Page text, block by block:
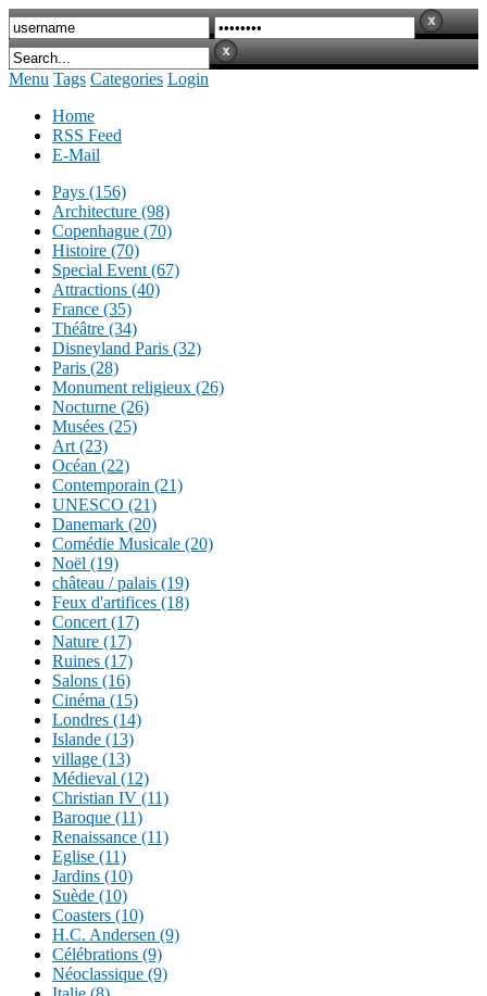
Menu Tags Categories Login
Home
RSS Feed
E-Mail
Pays (156)
Architecture (98)
Copenhague (70)
Histoire (70)
Special Event (67)
Attractions (40)
France (35)
Théâtre (34)
Disneyland Paris (32)
Paris (28)
Monument religieux (26)
Nocturne (26)
Musées (25)
Art (23)
Océan (22)
Contemporain (21)
UNESCO (21)
Danemark (20)
Comédie Musicale (20)
Noël (19)
château / palais (19)
Feux d'artifices (18)
Concert (17)
Nature (17)
Ruines (17)
Salons (16)
Cinéma (15)
Londres (14)
Islande (13)
village (13)
Médieval (12)
Christian IV (11)
Baroque (11)
Renaissance (11)
Eglise (11)
Jardins (10)
Suède (10)
Coasters (10)
H.C. Andersen (9)
Célébrations (9)
Néoclassique (9)